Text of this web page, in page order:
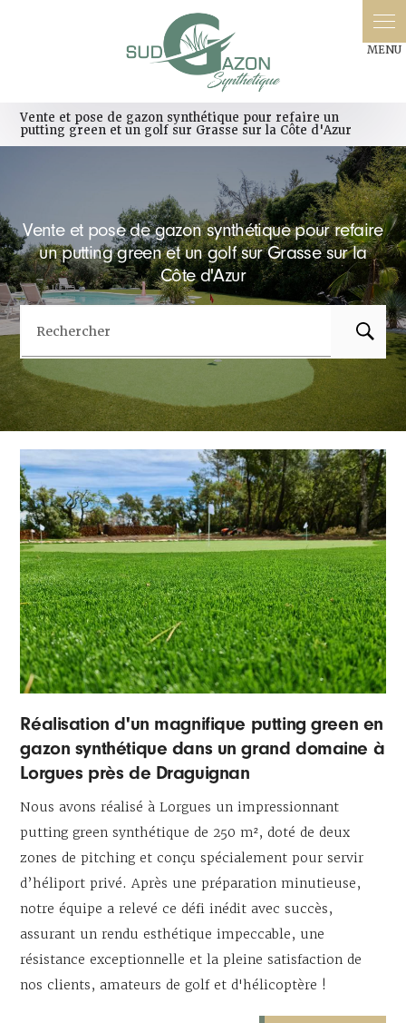
Vente et pose de gazon synthétique pour refaire un
putting green et un golf sur Grasse sur la Côte d'Azur
Vente et pose de gazon synthétique pour refaire
un putting green et un golf sur Grasse sur la
Côte d'Azur
Rechercher
Réalisation d'un magnifique putting green en
gazon synthétique dans un grand domaine à
Lorgues près de Draguignan
Nous avons réalisé à Lorgues un impressionnant
putting green synthétique de 250 m², doté de deux
zones de pitching et conçu spécialement pour servir
d’héliport privé. Après une préparation minutieuse,
notre équipe a relevé ce défi inédit avec succès,
assurant un rendu esthétique impeccable, une
résistance exceptionnelle et la pleine satisfaction de
nos clients, amateurs de golf et d'hélicoptère !